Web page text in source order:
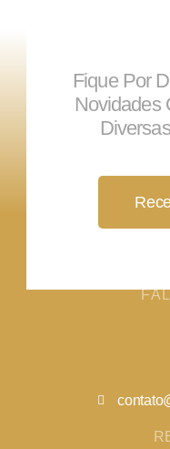
Fique Por
Novidades